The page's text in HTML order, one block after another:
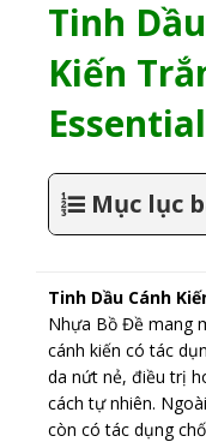
Tinh
Kiến
Mục lục
Tinh Dầu Cánh
Nhựa Bồ Đề mang
cánh kiến có tác
da nứt nẻ, điều trị
cách tự nhiên.
còn có tác dụng